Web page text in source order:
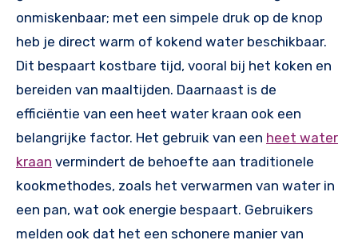
onmiskenbaar; met een simpele druk op de knop
heb je direct warm of kokend water beschikbaar.
Dit bespaart kostbare tijd, vooral bij het koken en
bereiden van maaltijden. Daarnaast is de
efficiëntie van een heet water kraan ook een
belangrijke factor. Het gebruik van een heet water
kraan vermindert de behoefte aan traditionele
kookmethodes, zoals het verwarmen van water in
een pan, wat ook energie bespaart. Gebruikers
melden ook dat het een schonere manier van